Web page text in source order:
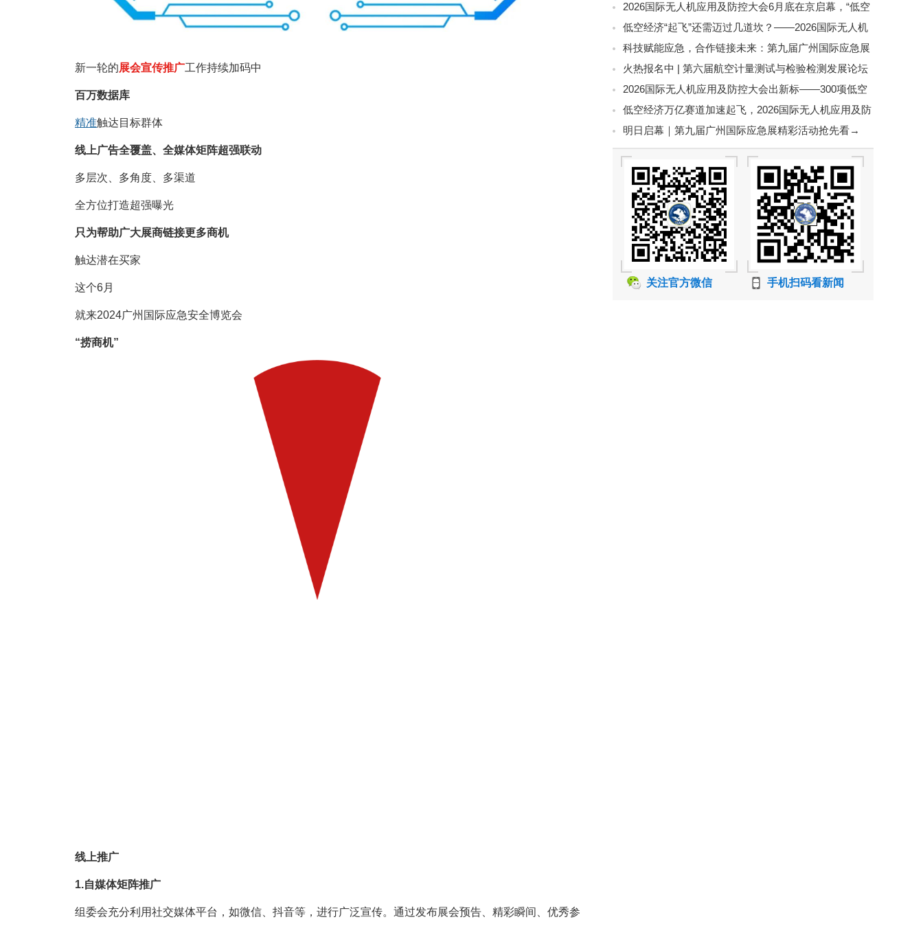
新一轮的展会宣传推广工作持续加码中
百万数据库
精准触达目标群体
线上广告全覆盖、全媒体矩阵超强联动
多层次、多角度、多渠道
全方位打造超强曝光
只为帮助广大展商链接更多商机
触达潜在买家
这个6月
就来2024广州国际应急安全博览会
“捞商机”
线上推广
1.自媒体矩阵推广
组委会充分利用社交媒体平台，如微信、抖音等，进行广泛宣传。通过发布展会预告、精彩瞬间、优秀参
会长论坛盛大来袭
发集团、eVTOL企业齐聚苏州，第六届航空计量测试与检
验检测发展论坛即将启幕
2026国际无人机应用及防控大会6月底在京启幕，“低空
经济第一城”最新战况即将揭晓
低空经济“起飞”还需迈过几道坎？——2026国际无人机
应用及防控大会邀您共探政策落地路径
科技赋能应急，合作链接未来：第九届广州国际应急展
圆满落幕！
火热报名中 | 第六届航空计量测试与检验检测发展论坛
邀您7月28-29日相聚苏州！
2026国际无人机应用及防控大会出新标——300项低空
经济标准铺路，行业告别“野蛮生长”
低空经济万亿赛道加速起飞，2026国际无人机应用及防
控大会6月底将在京启幕
明日启幕｜第九届广州国际应急展精彩活动抢先看→
关注官方微信 手机扫码看新闻